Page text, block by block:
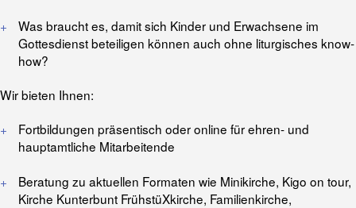
Was braucht es, damit sich Kinder und Erwachsene im
Gottesdienst beteiligen können auch ohne liturgisches know-
how?
Wir bieten Ihnen:
Fortbildungen präsentisch oder online für ehren- und
hauptamtliche Mitarbeitende
Beratung zu aktuellen Formaten wie Minikirche, Kigo on tour,
Kirche Kunterbunt FrühstüXkirche, Familienkirche,